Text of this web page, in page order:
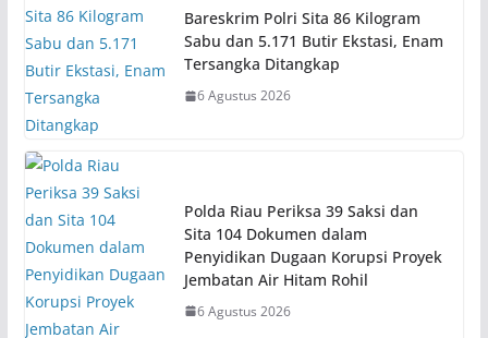
Bareskrim Polri Sita 86 Kilogram
Sabu dan 5.171 Butir Ekstasi, Enam
Tersangka Ditangkap
6 Agustus 2026
Polda Riau Periksa 39 Saksi dan
Sita 104 Dokumen dalam
Penyidikan Dugaan Korupsi Proyek
Jembatan Air Hitam Rohil
6 Agustus 2026